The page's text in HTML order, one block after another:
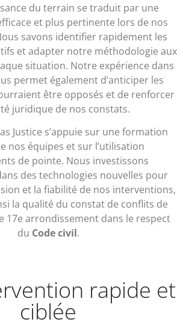
du terrain se traduit par une
et plus pertinente lors de nos
savons identifier rapidement les
et adapter notre méthodologie aux
situation. Notre expérience dans
permet également d’anticiper les
être opposés et de renforcer
juridique de nos constats.
Justice s’appuie sur une formation
nos équipes et sur l’utilisation
de pointe. Nous investissons
des technologies nouvelles pour
et la fiabilité de nos interventions,
la qualité du constat de conflits de
17e arrondissement dans le respect
du Code civil.
rapide et
ciblée